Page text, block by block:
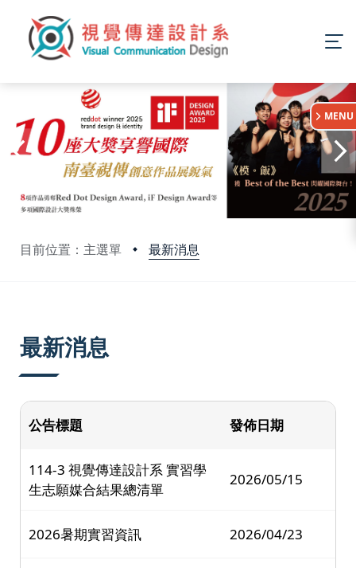
目前位置：主選單 最新消息
MENU
最新消息
公告標題 發佈日期
114-3 視覺傳達設計系 實習學
生志願媒合結果總清單
2026/05/15
2026暑期實習資訊 2026/04/23